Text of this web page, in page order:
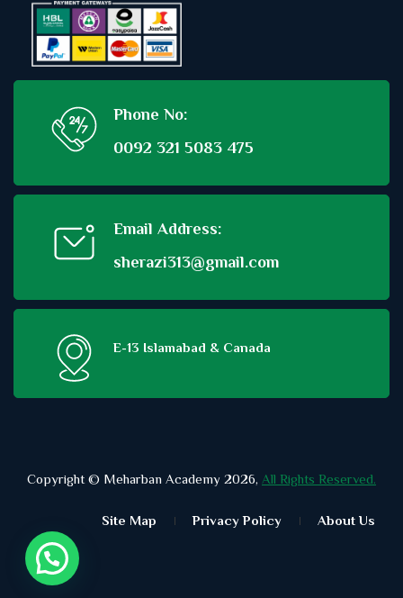
Phone No:
0092 321 5083 475
Email Address:
sherazi313@gmail.com
E-13 Islamabad & Canada
Copyright © Meharban Academy 2026, All Rights Reserved.
Site Map Privacy Policy About Us